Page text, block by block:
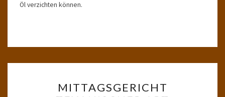
Öl verzichten können.
TEXANISCHER
MITTAGSGERICHT